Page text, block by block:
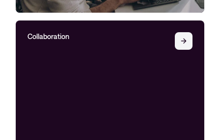
Collaboration